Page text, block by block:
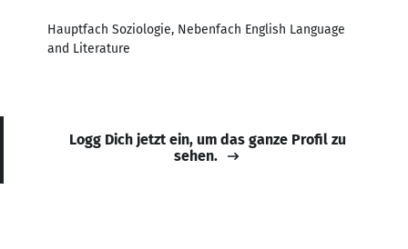
Hauptfach Soziologie, Nebenfach English Language
and Literature
Logg Dich jetzt ein, um das ganze Profil zu
sehen.